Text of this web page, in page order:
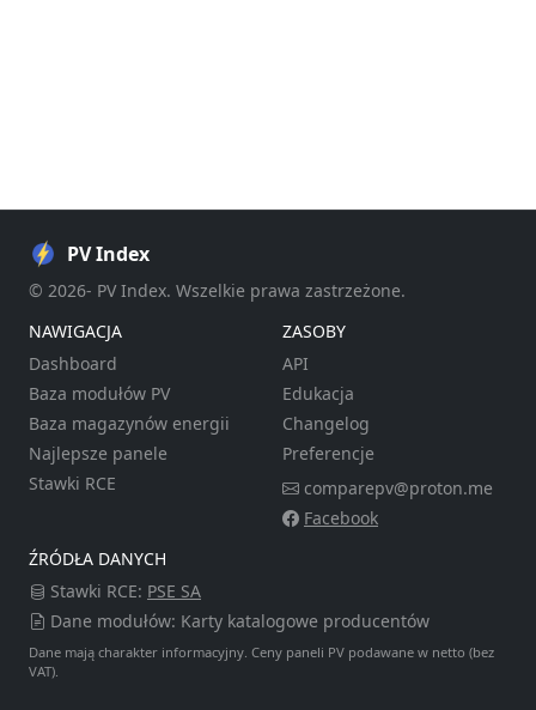
PV Index
© 2026- PV Index. Wszelkie prawa zastrzeżone.
NAWIGACJA
Dashboard
Baza modułów PV
Baza magazynów energii
Najlepsze panele
Stawki RCE
ZASOBY
API
Edukacja
Changelog
Preferencje
comparepv@proton.me
Facebook
ŹRÓDŁA DANYCH
Stawki RCE: PSE SA
Dane modułów: Karty katalogowe producentów
Dane mają charakter informacyjny. Ceny paneli PV podawane w netto (bez
VAT).